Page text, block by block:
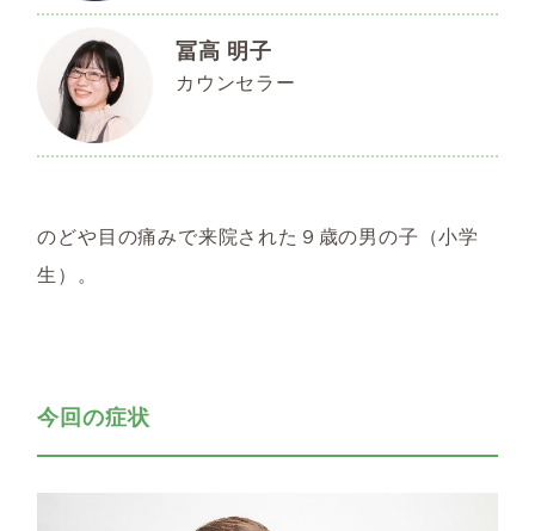
冨高 明子
カウンセラー
のどや目の痛みで来院された９歳の男の子（小学
生）。
今回の症状